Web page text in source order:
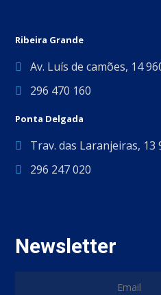
Ribeira Grande
Av. Luís de camões, 14
296 470 160
Ponta Delgada
Trav. das Laranjeiras, 13
296 247 020
Newsletter